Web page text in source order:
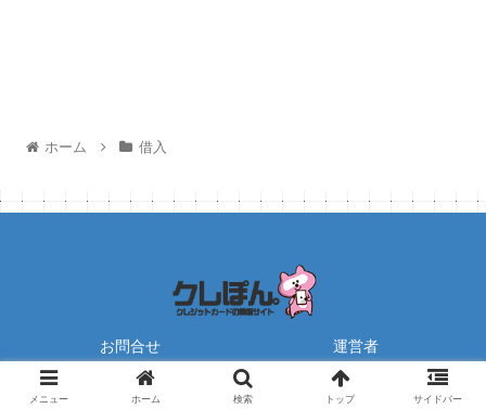
ホーム 借入
お問合せ 運営者
© 2021 クレポン.
メニュー ホーム 検索 トップ サイドバー